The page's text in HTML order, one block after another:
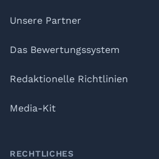
Unsere Partner
Das Bewertungssystem
Redaktionelle Richtlinien
Media-Kit
RECHTLICHES